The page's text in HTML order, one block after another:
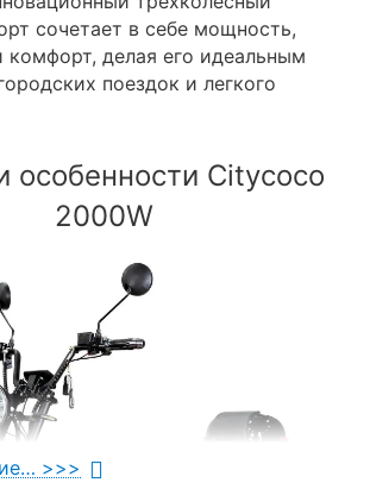
сочетает в себе мощность,
комфорт, делая его идеальным
поездок и легкого
особенности Citycoco
2000W
>>>